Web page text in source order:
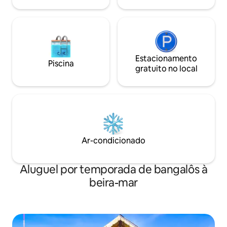
Piscina
Estacionamento
gratuito no local
Ar-condicionado
Aluguel por temporada de bangalôs à
beira-mar